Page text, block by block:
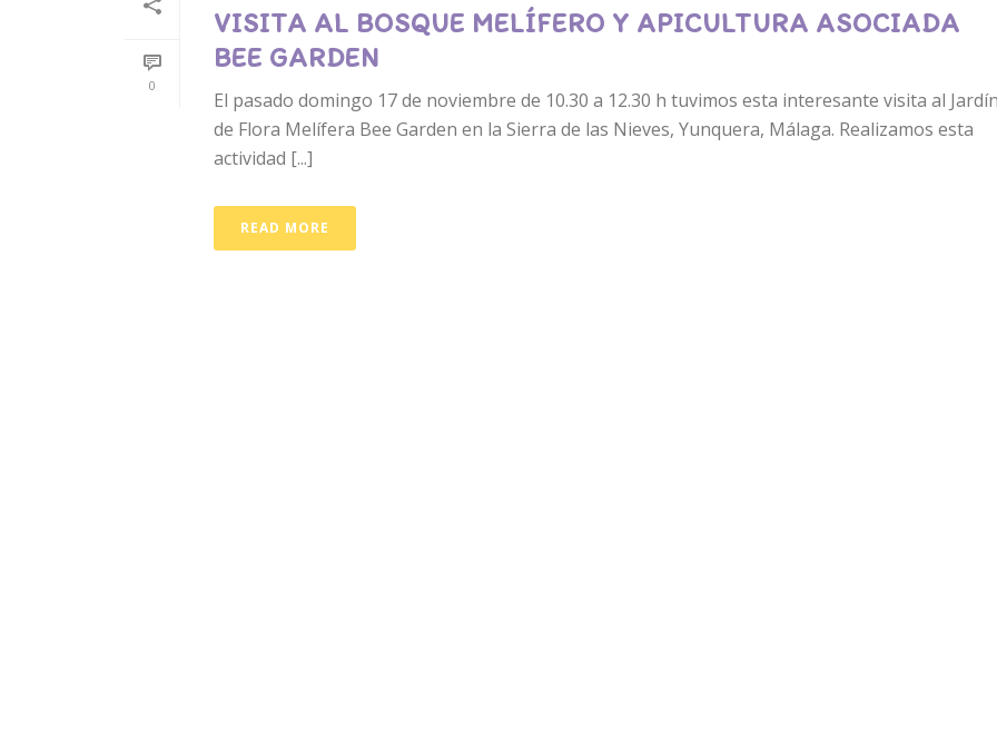
0
VISITA AL BOSQUE MELÍFERO Y APICULTURA ASOCIADA
BEE GARDEN
El pasado domingo 17 de noviembre de 10.30 a 12.30 h tuvimos esta interesante visita al
de Flora Melífera Bee Garden en la Sierra de las Nieves, Yunquera, Málaga. Realizamos esta
actividad [...]
READ MORE